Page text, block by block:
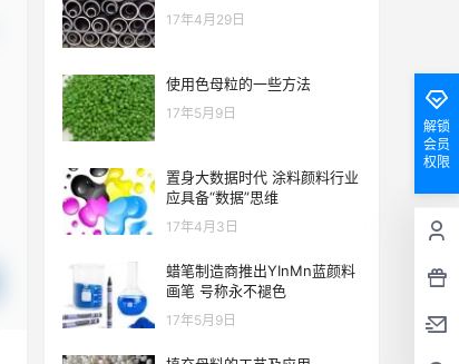
17年4月29日
使用色母粒的一些方法
17年5月9日
置身大数据时代 涂料颜料行业
应具备“数据”思维
17年4月3日
蜡笔制造商推出YInMn蓝颜料
画笔 号称永不褪色
17年5月9日
解锁
会员
权限